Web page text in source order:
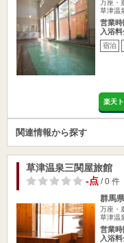
万座・
草津温
営業時
入浴料
宿泊
楽天
関連情報から探す
草津温泉三関屋旅館
-点/ 0 件
群馬
万座・
草津温
営業時
入浴料